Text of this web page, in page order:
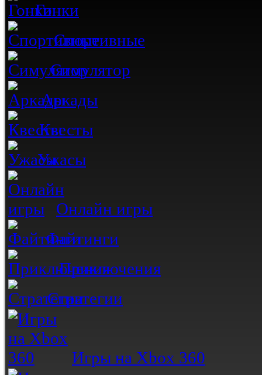
Гонки
Спортивные
Симулятор
Аркады
Квесты
Ужасы
Онлайн игры
Файтинги
Приключения
Стратегии
Игры на Xbox 360